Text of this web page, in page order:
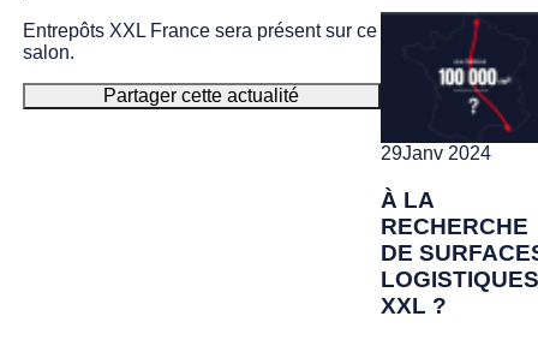
Entrepôts XXL France sera présent sur ce
salon.
Partager cette actualité
29Janv 2024
À LA
RECHERCHE
DE
XXL ?